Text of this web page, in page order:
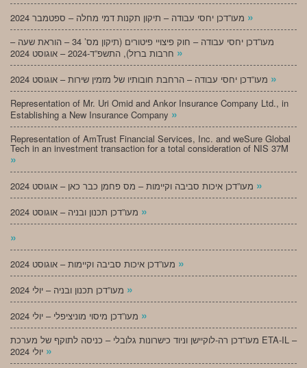
»
מעו”דכן יחסי עבודה – חוק פיצויי פיטורים (תיקון מס’ 34 – הוראת שעה –
»
»
Representation of Mr. Uri Omid and Ankor Insurance Company Ltd., in
Establishing a New Insurance Company »
Representation of AmTrust Financial Services, Inc. and weSure Global
Tech in an investment transaction for a total consideration of NIS 37M
»
»
»
»
»
»
»
מעו”דכן רה-לוקיישן וניוד כישרונות גלובלי – כניסה לתוקף של מערכת ETA-IL –
»